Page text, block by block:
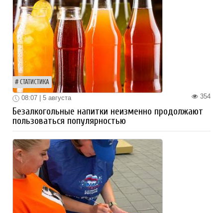
СТАТИСТИКА
354
08:07 | 5 августа
Безалкогольные напитки неизменно продолжают
пользоваться популярностью